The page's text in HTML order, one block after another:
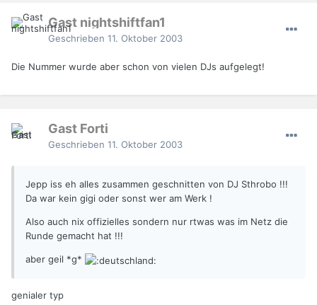
Gast nightshiftfan1
Geschrieben 11. Oktober 2003
Die Nummer wurde aber schon von vielen DJs aufgelegt!
Gast Forti
Geschrieben 11. Oktober 2003
Jepp iss eh alles zusammen geschnitten von DJ Sthrobo !!!
Da war kein gigi oder sonst wer am Werk !
Also auch nix offizielles sondern nur rtwas was im Netz die
Runde gemacht hat !!!
aber geil *g*
genialer typ